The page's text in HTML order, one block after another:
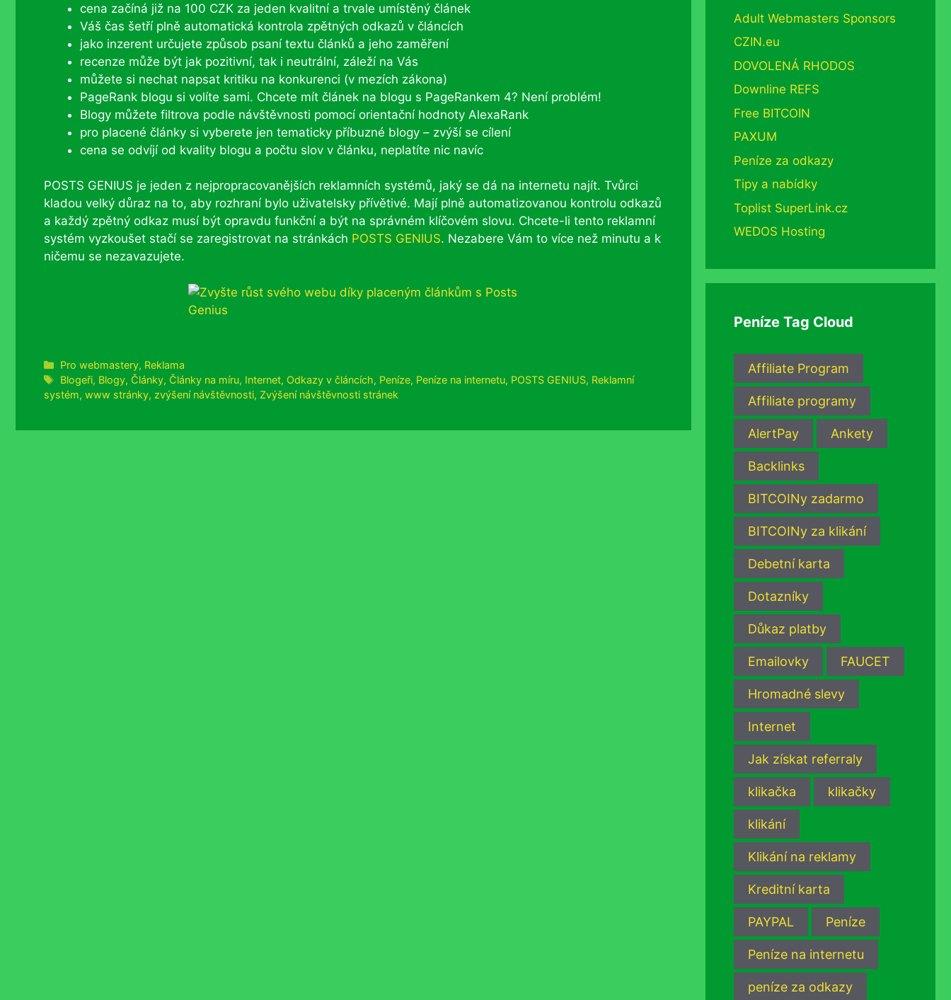
cena začíná již na 100 CZK za jeden kvalitní a trvale umístěný článek
Váš čas šetří plně automatická kontrola zpětných odkazů v článcích
jako inzerent určujete způsob psaní textu článků a jeho zaměření
recenze může být jak pozitivní, tak i neutrální, záleží na Vás
můžete si nechat napsat kritiku na konkurenci (v mezích zákona)
PageRank blogu si volíte sami. Chcete mít článek na blogu s PageRankem 4? Není problém!
Blogy můžete filtrova podle návštěvnosti pomocí orientační hodnoty AlexaRank
pro placené články si vyberete jen tematicky příbuzné blogy – zvýší se cílení
cena se odvíjí od kvality blogu a počtu slov v článku, neplatíte nic navíc
POSTS GENIUS je jeden z nejpropracovanějších reklamních systémů, jaký se dá na internetu najít. Tvůrci
kladou velký důraz na to, aby rozhraní bylo uživatelsky přívětivé. Mají plně automatizovanou kontrolu odkazů
a každý zpětný odkaz musí být opravdu funkční a být na správném klíčovém slovu. Chcete-li tento reklamní
systém vyzkoušet stačí se zaregistrovat na stránkách POSTS GENIUS. Nezabere Vám to více než minutu a k
ničemu se nezavazujete.
Rubriky
Pro webmastery, Reklama
Štítky
Blogeři, Blogy, Články, Články na míru, Internet, Odkazy v článcích, Peníze, Peníze na internetu, POSTS GENIUS, Reklamní
systém, www stránky, zvýšení návštěvnosti, Zvýšení návštěvnosti stránek
Adult Webmasters Sponsors
CZIN.eu
DOVOLENÁ RHODOS
Downline REFS
Free BITCOIN
PAXUM
Peníze za odkazy
Tipy a nabídky
Toplist SuperLink.cz
WEDOS Hosting
Peníze Tag Cloud
Affiliate Program
Affiliate programy
AlertPay Ankety
Backlinks
BITCOINy zadarmo
BITCOINy za klikání
Debetní karta
Dotazníky
Důkaz platby
Emailovky FAUCET
Hromadné slevy
Internet
Jak získat referraly
klikačka klikačky
klikání
Klikání na reklamy
Kreditní karta
PAYPAL Peníze
Peníze na internetu
peníze za odkazy